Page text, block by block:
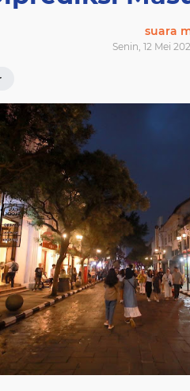
suara
Senin, 12 Mei